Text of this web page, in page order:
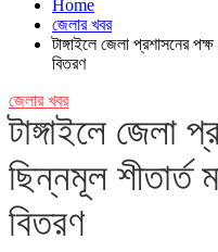
Home
জেলার খবর
টাঙ্গাইলে জেলা প্রশাসনের
বিতরণ
জেলার খবর
টাঙ্গাইলে জেলা
ছিন্নমূল শীতার্ত
বিতরণ